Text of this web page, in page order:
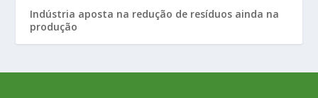
Indústria aposta na redução de resíduos ainda na
produção